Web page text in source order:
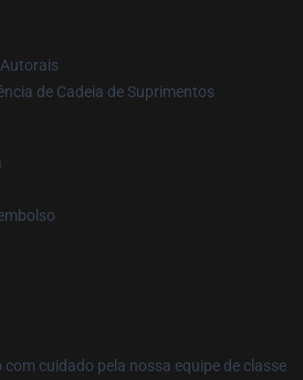
de Cadeia de Suprimentos
cuidado pela nossa equipe de classe